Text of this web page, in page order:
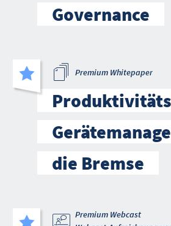
Governance
Premium Whitepaper
die Bremse
Premium Webcast